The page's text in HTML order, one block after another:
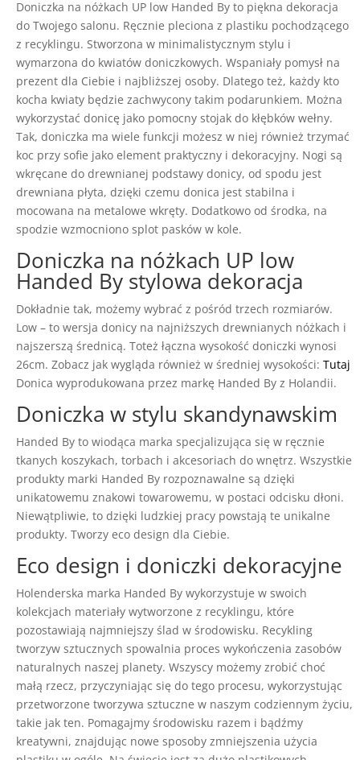
Doniczka na nóżkach UP low Handed By to piękna dekoracja
do Twojego salonu. Ręcznie pleciona z plastiku pochodzącego
z recyklingu. Stworzona w minimalistycznym stylu i
wymarzona do kwiatów doniczkowych. Wspaniały pomysł na
prezent dla Ciebie i najbliższej osoby. Dlatego też, każdy kto
kocha kwiaty będzie zachwycony takim podarunkiem. Można
wykorzystać donicę jako pomocny stojak do kłębków wełny.
Tak, doniczka ma wiele funkcji możesz w niej również trzymać
koc przy sofie jako element praktyczny i dekoracyjny. Nogi są
wkręcane do drewnianej podstawy donicy, od spodu jest
drewniana płyta, dzięki czemu donica jest stabilna i
mocowana na metalowe wkręty. Dodatkowo od środka, na
spodzie wzmocniono splot pasków w kole.
Doniczka na nóżkach UP low
Handed By stylowa dekoracja
Dokładnie tak, możemy wybrać z pośród trzech rozmiarów.
Low – to wersja donicy na najniższych drewnianych nóżkach i
najszerszą średnicą. Toteż łączna wysokość doniczki wynosi
26cm. Zobacz jak wygląda również w średniej wysokości: Tutaj
Donica wyprodukowana przez markę Handed By z Holandii.
Doniczka w stylu skandynawskim
Handed By to wiodąca marka specjalizująca się w ręcznie
tkanych koszykach, torbach i akcesoriach do wnętrz. Wszystkie
produkty marki Handed By rozpoznawalne są dzięki
unikatowemu znakowi towarowemu, w postaci odcisku dłoni.
Niewątpliwie, to dzięki ludzkiej pracy powstają te unikalne
produkty. Tworzy eco design dla Ciebie.
Eco design i doniczki dekoracyjne
Holenderska marka Handed By wykorzystuje w swoich
kolekcjach materiały wytworzone z recyklingu, które
pozostawiają najmniejszy ślad w środowisku. Recykling
tworzyw sztucznych spowalnia proces wykończenia zasobów
naturalnych naszej planety. Wszyscy możemy zrobić choć
małą rzecz, przyczyniając się do tego procesu, wykorzystując
przetworzone tworzywa sztuczne w naszym codziennym życiu,
takie jak ten. Pomagajmy środowisku razem i bądźmy
kreatywni, znajdując nowe sposoby zmniejszenia użycia